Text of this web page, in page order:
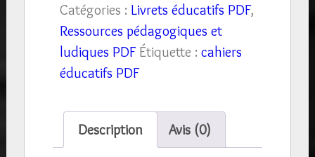
éducatif
cahier
activités
ludiques
pédagogiques
plus
Catégories : Livrets éducatifs PDF,
Ressources pédagogiques et
ludiques PDF Étiquette : cahiers
éducatifs PDF
Description Avis (0)